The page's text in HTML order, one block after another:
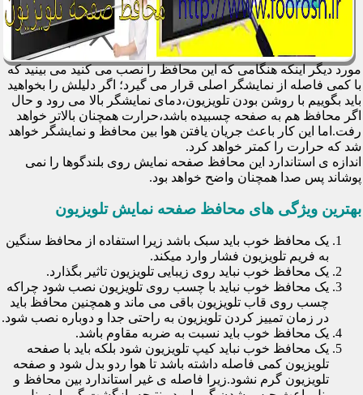
مورد دیگر اینکه هنگامی که این محافظ را نصب می کنید می بینید که
با کمی فاصله از نمایشگر اصلی قرار می گیرد؛ اگر دلیلش را بخواهید
باید بگوییم با روشن بودن تلویزیون،دمای نمایشگر بالا می رود و حال
اگر محافظ هم به صفحه چسبیده باشد،حرارت همچنان بالاتر خواهد
رفت.اما این کار باعث جریان یافتن هوا بین محافظ و نمایشگر خواهد
شد که حرارت را کمتر خواهد کرد.
اندازه ی استاندارد این محافظ صفحه نمایش روی بلندگوها را نمی
پوشاند پس صدا همچنان واضح خواهد بود.
بهترین ویژگی های محافظ صفحه نمایش تلویزیون
یک محافظ خوب باید سبک باشد زیرا استفاده از محافظ سنگین
به فریم تلویزیون فشار وارد میکند.
یک محافظ خوب نباید روی زیبایی تلویزیون تاثیر بگذارد.
یک محافظ خوب نباید با چسب روی تلویزیون نصب شود چراکه
چسب روی قاب تلویزیون باقی می ماند و همچنین محافظ باید
در زمان تمییز کردن تلویزیون به راحتی جدا و دوباره نصب شود.
یک محافظ خوب باید نسبت به ضربه مقاوم باشد.
یک محافظ خوب نباید کیپ تلویزیون شود بلکه باید با صفحه
تلویزیون کمی فاصله داشته باشد تا هوا ردو بدل شود و صفحه
تلویزیون گرم نشود.زیرا فاصله ی غیر استاندارد بین محافظ و